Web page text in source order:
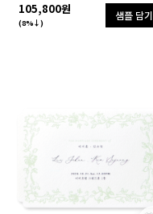
105,800원
(8%↓)
샘플 담기